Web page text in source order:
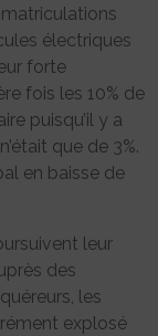
électriques
forte
fois les 10% de
puisqu’il y a
que de 3%.
en baisse de
leur
des
les
explosé